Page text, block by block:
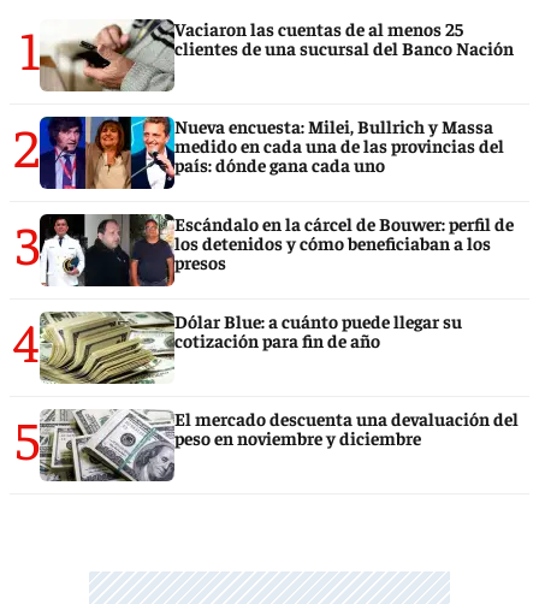
1
Vaciaron las cuentas de al menos 25
clientes de una sucursal del Banco Nación
2
Nueva encuesta: Milei, Bullrich y Massa
medido en cada una de las provincias del
país: dónde gana cada uno
3
Escándalo en la cárcel de Bouwer: perfil de
los detenidos y cómo beneficiaban a los
presos
4
Dólar Blue: a cuánto puede llegar su
cotización para fin de año
5
El mercado descuenta una devaluación del
peso en noviembre y diciembre